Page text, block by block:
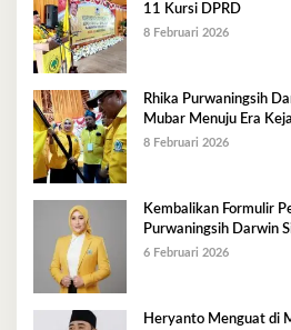
11 Kursi DPRD
8 Februari 2026
Rhika Purwaningsih
Mubar Menuju Era
8 Februari 2026
Kembalikan Formulir
Purwaningsih Darwin
Golkar Mubar
6 Februari 2026
Heryanto Menguat di